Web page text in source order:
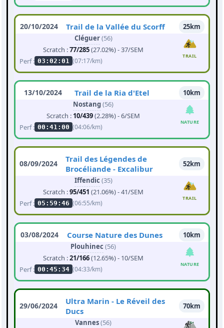
20/10/2024 Trail de la Vallée du Scorff
25km
Cléguer(56)
Scratch :77/285(27.02%) - 37/SEM
Perf : 03:02:01 (07:17/km)
TRAIL
13/10/2024 Trail de la Ria d'Etel
10km
Nostang(56)
Scratch : 10/439(2.28%) - 6/SEM
Perf : 00:41:00 (04:06/km)
NATURE
08/09/2024
Trail des Légendes de
Brocéliande - Excalibur
52km
Iffendic (35)
Scratch :95/451 (21.06%) - 41/SEM
Perf : 05:59:46 (06:55/km)
TRAIL
03/08/2024 Course Nature des Dunes
10km
Plouhinec (56)
Scratch :21/166(12.65%) - 10/SEM
Perf : 00:45:34 (04:33/km)
NATURE
29/06/2024
Ultra Marin - Le Réveil des
Ducs
70km
Vannes(56)